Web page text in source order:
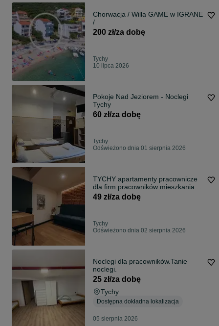
Chorwacja / Willa GAME w IGRANE
/
200 zł/za dobę
Tychy
10 lipca 2026
Pokoje Nad Jeziorem - Noclegi
Tychy
60 zł/za dobę
Tychy
Odświeżono dnia 01 sierpnia 2026
TYCHY apartamenty pracownicze
dla firm pracowników mieszkania
pokoje
49 zł/za dobę
Tychy
Odświeżono dnia 02 sierpnia 2026
Noclegi dla pracowników.Tanie
noclegi.
25 zł/za dobę
Tychy
Dostępna dokładna lokalizacja
05 sierpnia 2026